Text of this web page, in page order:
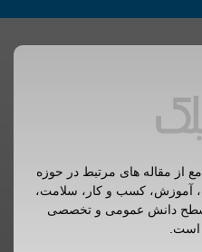
از مقاله های مرتبط در حوزه
آموزش، کسب و کار، سلامت،
دانش عمومی و تخصصی
است.